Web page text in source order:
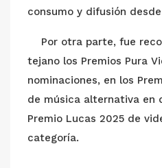
consumo y difusión desde
Por otra parte, fue
tejano los Premios Pura
nominaciones, en los
de música alternativa en
Premio Lucas 2025 de
categoría.